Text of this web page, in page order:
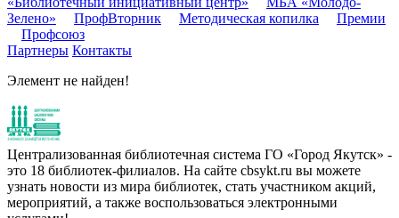
Зелено»
ПрофВторник Методическая копилка
Премии
Профсоюз
Партнеры Контакты
Элемент не найден!
Централизованная библиотечная система ГО «Город Якутск» -
это 18 библиотек-филиалов. На сайте cbsykt.ru вы можете
узнать новости из мира библиотек, стать участником акций,
мероприятий, а также воспользоваться электронными